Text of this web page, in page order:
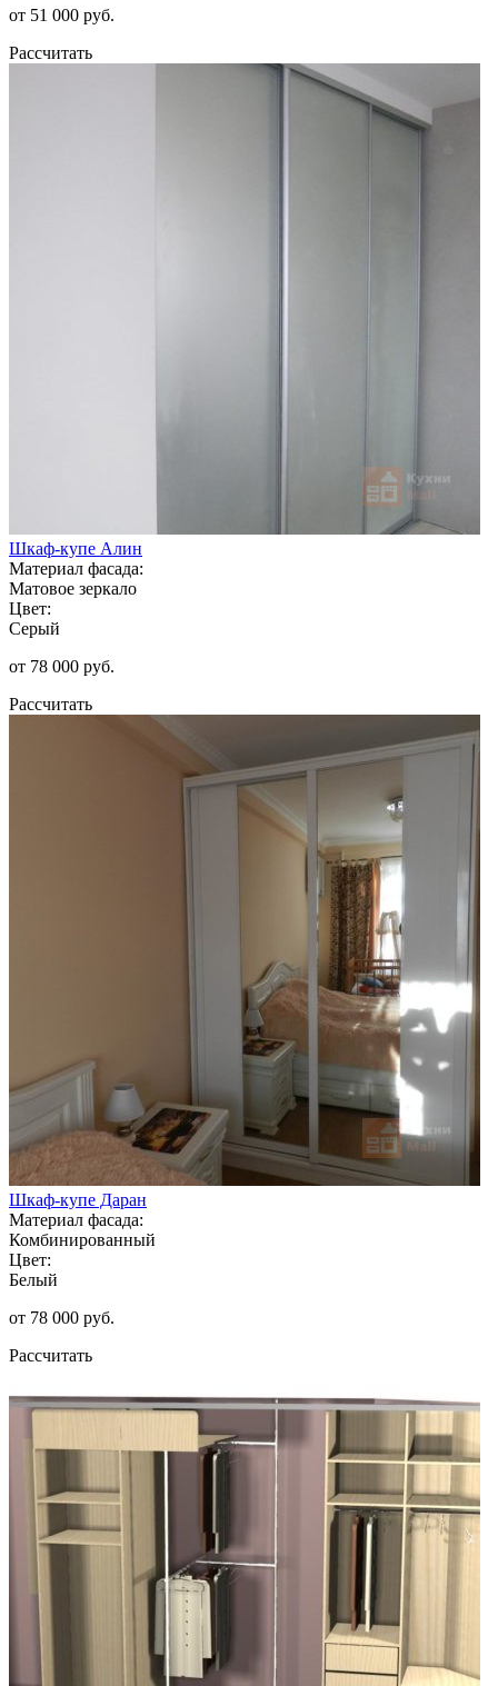
от 51 000 руб.
Рассчитать
Шкаф-купе Алин
Материал фасада:
Матовое зеркало
Цвет:
Серый
от 78 000 руб.
Рассчитать
Шкаф-купе Даран
Материал фасада:
Комбинированный
Цвет:
Белый
от 78 000 руб.
Рассчитать